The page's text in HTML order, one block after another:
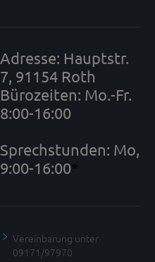
Adresse: Hauptstr.
7, 91154 Roth
Bürozeiten: Mo.-Fr.
8:00-16:00
Sprechstunden: Mo,
9:00-16:00*
Vereinbarung unter
09171/97970